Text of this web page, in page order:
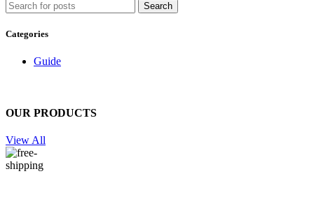
Search
Categories
Guide
OUR PRODUCTS
View All